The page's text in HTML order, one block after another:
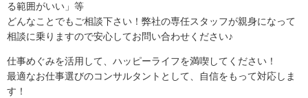
る範囲がいい」等
どんなことでもご相談下さい！弊社の専任スタッフが親身になって
相談に乗りますので安心してお問い合わせください♪
仕事めぐみを活用して、ハッピーライフを満喫してください！
最適なお仕事選びのコンサルタントとして、自信をもって対応しま
す！